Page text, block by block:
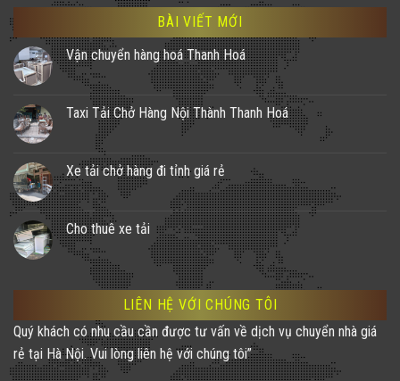
BÀI VIẾT MỚI
Vận chuyển hàng hoá Thanh Hoá
Taxi Tải Chở Hàng Nội Thành Thanh Hoá
Xe tải chở hàng đi tỉnh giá rẻ
Cho thuê xe tải
LIÊN HỆ VỚI CHÚNG TÔI
Quý khách có nhu cầu cần được tư vấn về dịch vụ chuyển nhà giá
rẻ tại Hà Nội. Vui lòng liên hệ với chúng tôi”